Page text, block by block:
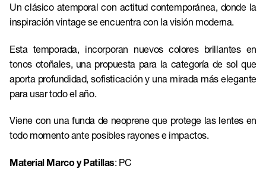
Un clásico atemporal con actitud contemporánea, donde la
inspiración vintage se encuentra con la visión moderna.
Esta temporada, incorporan nuevos colores brillantes en
tonos otoñales, una propuesta para la categoría de sol que
aporta profundidad, sofisticación y una mirada más elegante
para usar todo el año.
Viene con una funda de neoprene que protege las lentes en
todo momento ante posibles rayones e impactos.
Material Marco y Patillas: PC